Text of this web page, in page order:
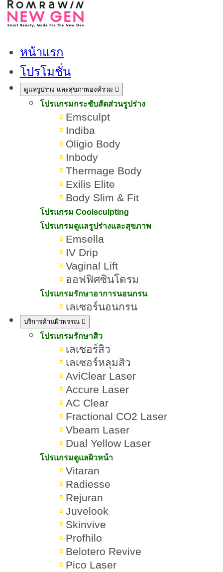
หน้าแรก
โปรโมชั่น
ดูแลรูปร่าง และสุขภาพองค์รวม
โปรแกรมกระชับสัดส่วนรูปร่าง
Emsculpt
Indiba
Oligio Body
Inbody
Thermage Body
Exilis Elite
Body Slim & Fit
โปรแกรม Coolsculpting
โปรแกรมดูแลรูปร่างและสุขภาพ
Emsella
IV Drip
Vaginal Lift
ออฟฟิศซินโดรม
โปรแกรมรักษาอาการนอนกรน
เลเซอร์นอนกรน
บริการด้านผิวพรรณ
โปรแกรมรักษาสิว
เลเซอร์สิว
เลเซอร์หลุมสิว
AviClear Laser
Accure Laser
AC Clear
Fractional CO2 Laser
Vbeam Laser
Dual Yellow Laser
โปรแกรมดูแลผิวหน้า
Vitaran
Radiesse
Rejuran
Juvelook
Skinvive
Profhilo
Belotero Revive
Pico Laser
11 วิธีดูแลผิวขาวอมชมพู แบบ
ธรรมชาติ หน้าใสเนียนนุ่ม
ทีมผู้เชี่ยวชาญ ROMRAWIN CLINIC
ผิวขาว